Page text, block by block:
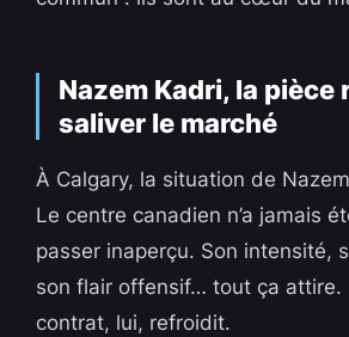
Nazem Kadri, la pièce
saliver le marché
À Calgary, la situation de
Le centre canadien n’a jamais
passer inaperçu. Son intensité,
son flair offensif… tout ça attire.
contrat, lui, refroidit.